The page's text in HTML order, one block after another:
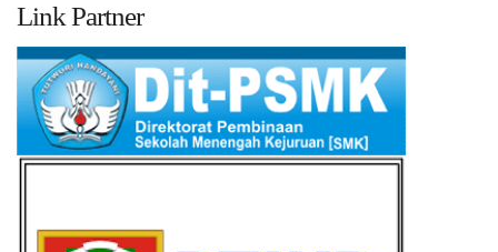
Link Partner